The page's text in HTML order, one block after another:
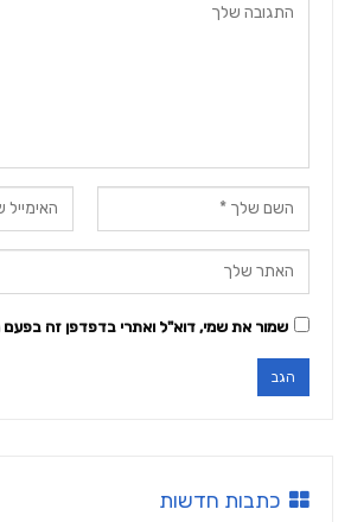
שמור את שמי, דוא"ל ואתרי בדפדפן זה
כתבות חדשות